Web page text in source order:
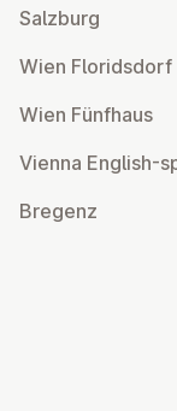
Salzburg
Wien Flo­rids­dorf
Wien Fünfhaus
Vienna English-
Bregenz